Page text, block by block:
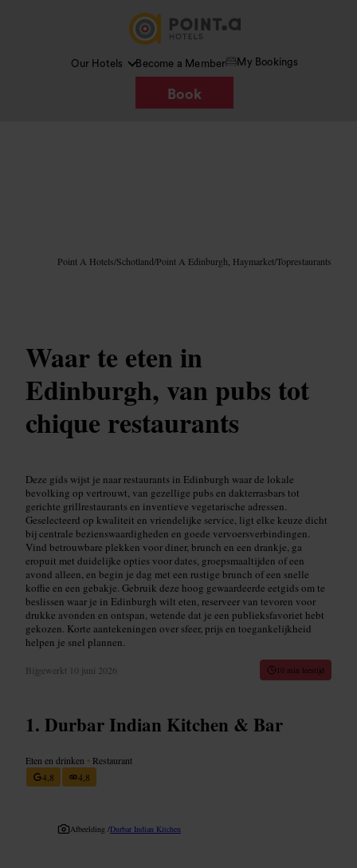
Our Hotels Become a Member My Bookings
Book
Point A Hotels/Schotland/Point A Edinburgh, Haymarket/Toprestaurants
Waar te eten in
Edinburgh, van pubs tot
chique restaurants
Deze gids wijst je naar restaurants in Edinburgh waar de lokale
bevolking op vertrouwt, van gezellige pubs en dakterrasbars tot
gerichte grillrestaurants en inventieve vegetarische adressen.
Geselecteerd op kwaliteit en vriendelijke service, ligt elke keuze dicht
bij centrale bezienswaardigheden en goede vervoersverbindingen.
Vind betrouwbare plekken voor diner, brunch en een drankje, ga
eropuit met duidelijke opties voor dates, groepsmaaltijden of een
avond alleen, en begin je dag met een rustige brunch of een snelle
koffie en een gebakje. Gebruik deze hoog gewaardeerde eetgids om te
beslissen waar je in Edinburgh wilt eten, reserveer van tevoren voor
drukke avonden en ontspan, wetende dat je een publieksfavoriet hebt
gekozen. Korte aantekeningen over sfeer, prijs en toegankelijkheid
helpen je snel plannen.
Bijgewerkt 10 juni 2026 10 min leestijd
Durbar Indian Kitchen & Bar
Eten en drinken • Restaurant
4,8
4,8
Afbeelding /Durbar Indian Kitchen